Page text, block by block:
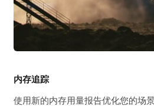
内存追踪
使用新的内存用量报告优化您的场